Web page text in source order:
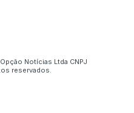
Notícias Ltda CNPJ
reservados.